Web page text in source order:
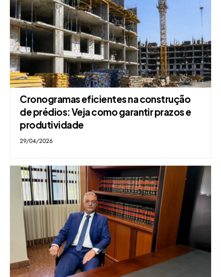
Cronogramas eficientes na construção
de prédios: Veja como garantir prazos e
produtividade
29/04/2026